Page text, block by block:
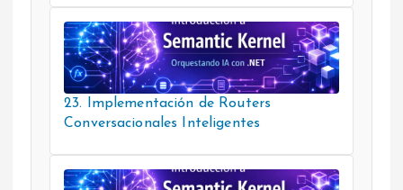
23. Implementación de Routers
Conversacionales Inteligentes